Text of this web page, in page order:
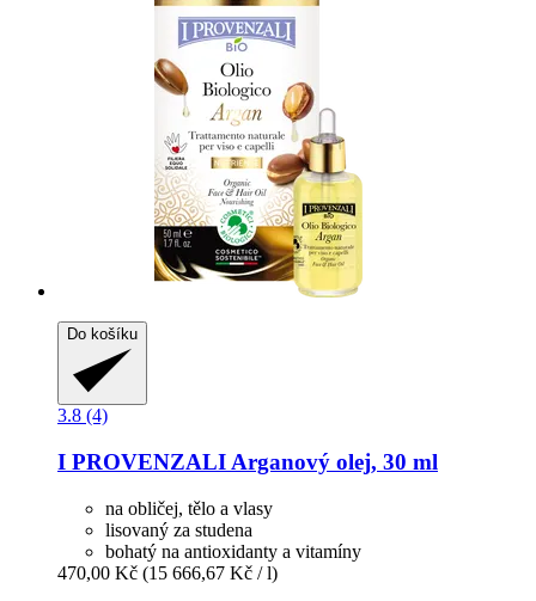
Do košíku
3.8 (4)
I PROVENZALI Arganový olej, 30 ml
na obličej, tělo a vlasy
lisovaný za studena
bohatý na antioxidanty a vitamíny
470,00 Kč (15 666,67 Kč / l)